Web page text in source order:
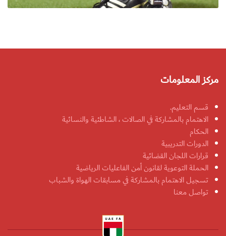
مركز المعلومات
قسم التعليم.
الاهتمام بالمشاركة في الصالات ، الشاطئية والنسائية
الحكام
الدورات التدريبية
قرارات اللجان القضائية
الحملة التوعوية لقانون أمن الفاعليات الرياضية
تسجيل الاهتمام بالمشاركة في مسابقات الهواة والشباب
تواصل معنا